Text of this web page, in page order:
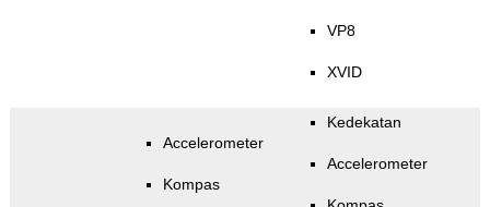
VP8
XVID
Accelerometer
Kompas
Kedekatan
Accelerometer